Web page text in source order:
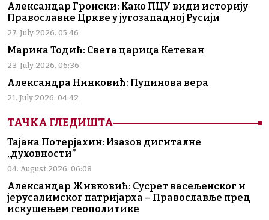
Александар Гронски: Како ПЦУ види историју
Православне Цркве у југозападној Русији
27. July 2026. 05:46
Марина Тодић: Света царица Кетеван
23. July 2026. 06:36
Александра Нинковић: Пупинова вера
21. July 2026. 04:42
ТАЧКА ГЛЕДИШТА
Тајана Потерјахин: Изазов дигиталне
„духовности”
04. August 2026. 06:08
Александар Живковић: Сусрет васељенског и
јерусалимског патријарха – Православље пред
искушењем геополитике